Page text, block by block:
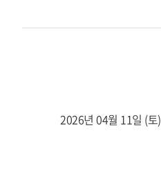
2026년 04월 11일 (토)